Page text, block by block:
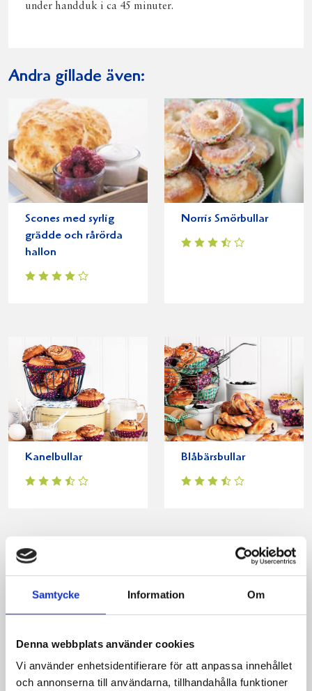
Samtycke Information Om
Denna webbplats använder cookies
Vi använder enhetsidentifierare för att anpassa innehållet
och annonserna till användarna, tillhandahålla funktioner
under handduk i ca 45 minuter.
Andra gillade även:
Scones med syrlig
grädde och rårörda
hallon
Norris Smörbullar
Kanelbullar Blåbärsbullar
Produkter i receptet: